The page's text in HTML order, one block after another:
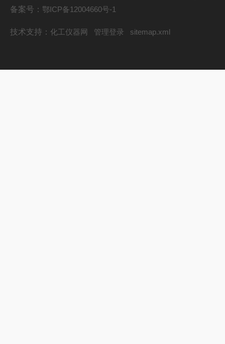
备案号： 鄂ICP备12004660号-1
技术支持： 化工仪器网 管理登录 sitemap.xml